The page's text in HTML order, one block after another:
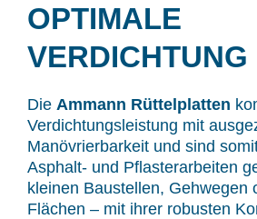
OPTIMALE
VERDICHTUNG
Die Ammann Rüttelplatten
Verdichtungsleistung mit
Manövrierbarkeit und sind
Asphalt- und Pflasterarbeiten
kleinen Baustellen, Gehwegen
Flächen – mit ihrer robusten